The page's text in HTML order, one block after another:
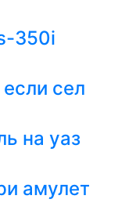
350i
сел
на уаз
амулет